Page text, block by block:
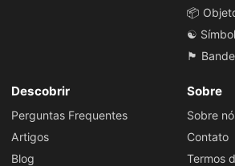
📦
☯️
🏴
Descobrir
Perguntas Frequentes
Artigos
Blog
Sobre
Sobre
Contato
Termos